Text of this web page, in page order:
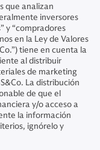
que analizan
inversores
y “compradores
en la Ley de Valores
tiene en cuenta la
al distribuir
de marketing
La distribución
de que el
y/o acceso a
la información
ignórelo y